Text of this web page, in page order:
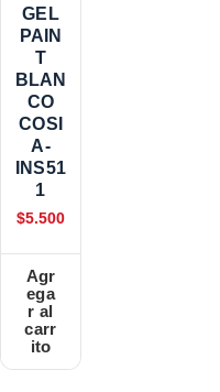
GEL
PAIN
T
BLAN
CO
COSI
A-
INS51
1
$5.500
Agr
ega
r al
carr
ito